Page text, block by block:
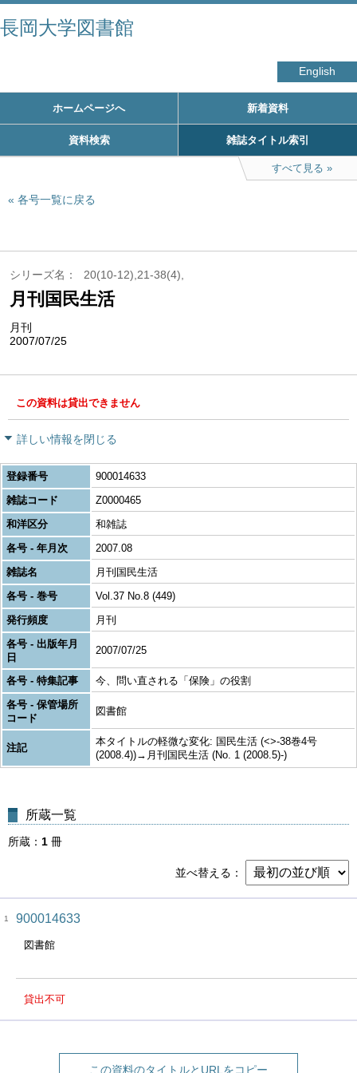
長岡大学図書館
English
ホームページへ 新着資料
資料検索 雑誌タイトル索引
すべて見る
各号一覧に戻る
シリーズ名 20(10-12),21-38(4),
月刊国民生活
月刊
2007/07/25
この資料は貸出できません
詳しい情報を閉じる
登録番号
900014633
雑誌コード
Z0000465
和洋区分
和雑誌
各号 - 年月次
2007.08
雑誌名
月刊国民生活
各号 - 巻号
Vol.37 No.8 (449)
発行頻度
月刊
各号 - 出版年月
日
2007/07/25
各号 - 特集記事
今、問い直される「保険」の役割
各号 - 保管場所
コード
図書館
注記
本タイトルの軽微な変化: 国民生活 (<>-38巻4号
(2008.4))→月刊国民生活 (No. 1 (2008.5)-)
所蔵一覧
所蔵 1 冊
並べ替える
1 900014633
図書館
貸出不可
この資料のタイトルとURLをコピー